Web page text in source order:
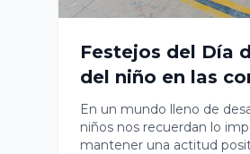
Festejos del Día
del niño en las
de #Caltepec
En un mundo lleno de
niños nos recuerdan lo
mantener una actitud